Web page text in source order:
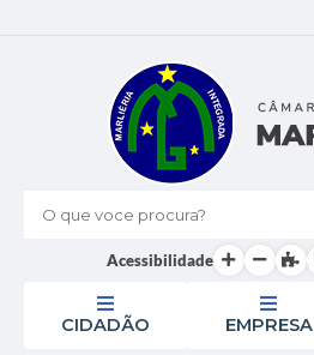
O que voce procura?
Acessibilidade
CIDADÃO EMPRESA